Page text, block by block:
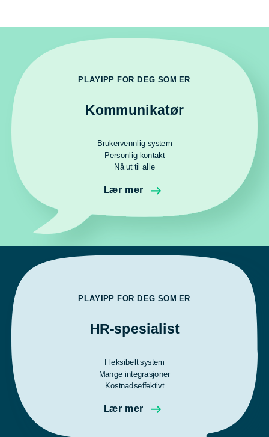
PLAYIPP FOR DEG SOM ER
Kommunikatør
Brukervennlig system
Personlig kontakt
Nå ut til alle
Lær mer
PLAYIPP FOR DEG SOM ER
HR-spesialist
Fleksibelt system
Mange integrasjoner
Kostnadseffektivt
Lær mer